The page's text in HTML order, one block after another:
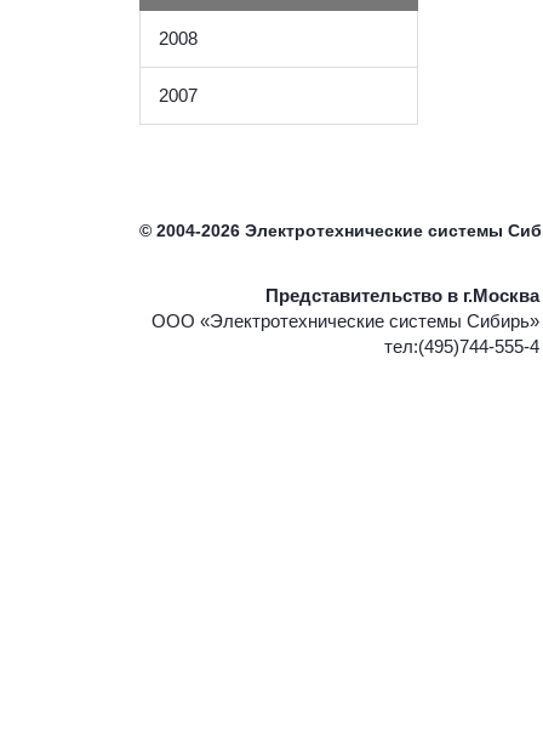
2008
2007
© 2004-2026 Электротехнические системы
Представительство в г.Москва
ООО «Электротехнические системы Сибирь»
тел:(495)744-555-4